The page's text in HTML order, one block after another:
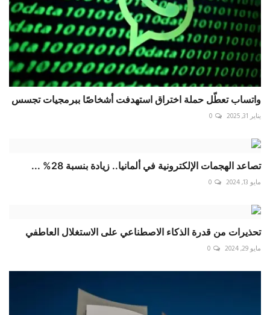
واتساب تعطّل حملة اختراق استهدفت أشخاصًا ببرمجيات تجسس
يناير 31, 2025 0
تصاعد الهجمات الإلكترونية في ألمانيا.. زيادة بنسبة 28% ...
مايو 13, 2024 0
تحذيرات من قدرة الذكاء الاصطناعي على الاستغلال العاطفي
مايو 29, 2024 0